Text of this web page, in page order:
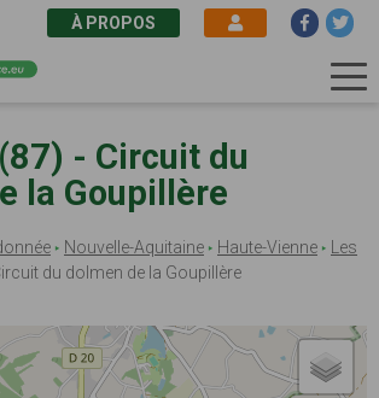
À PROPOS
- Circuit du
la Goupillère
Nouvelle-Aquitaine Haute-Vienne
Les
du dolmen de la Goupillère